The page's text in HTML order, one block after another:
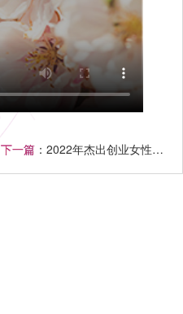
下一篇 ：2022年杰出创业女性标兵